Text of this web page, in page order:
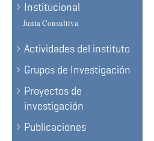
Institucional
Junta Consultiva
Actividades del instituto
Grupos de Investigación
Proyectos de
investigación
Publicaciones